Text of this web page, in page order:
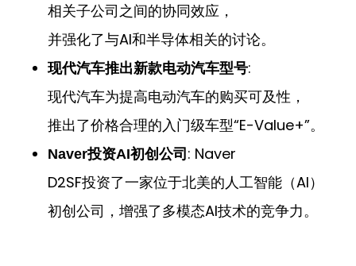
相关子公司之间的协同效应，
并强化了与AI和半导体相关的讨论。
现代汽车推出新款电动汽车型号:
现代汽车为提高电动汽车的购买可及性，
推出了价格合理的入门级车型“E-Value+”。
Naver投资AI初创公司 : Naver
D2SF投资了一家位于北美的人工智能（AI）
初创公司，增强了多模态AI技术的竞争力。